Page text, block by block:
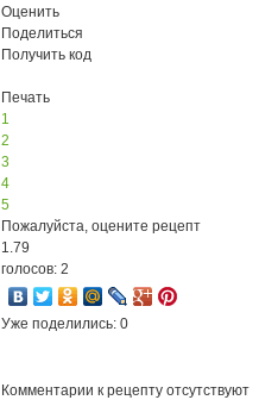
Оценить
Поделиться
Получить код
Печать
1
2
3
4
5
Пожалуйста, оцените рецепт
1.79
голосов: 2
Уже поделились: 0
Комментарии к рецепту отсутствуют